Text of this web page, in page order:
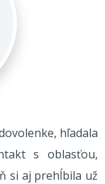
hľadala
s oblasťou,
si aj prehĺbila už